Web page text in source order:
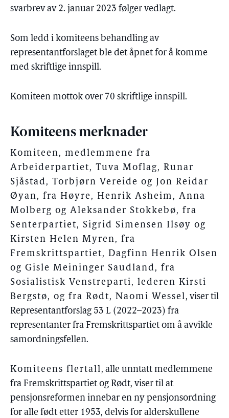
svarbrev av 2. januar 2023 følger vedlagt.
Som ledd i komiteens behandling av
representantforslaget ble det åpnet for å komme
med skriftlige innspill.
Komiteen mottok over 70 skriftlige innspill.
Komiteens merknader
Komiteen, medlemmene fra
Arbeiderpartiet, Tuva Moflag, Runar
Sjåstad, Torbjørn Vereide og Jon Reidar
Øyan, fra Høyre, Henrik Asheim, Anna
Molberg og Aleksander Stokkebø, fra
Senterpartiet, Sigrid Simensen Ilsøy og
Kirsten Helen Myren, fra
Fremskrittspartiet, Dagfinn Henrik Olsen
og Gisle Meininger Saudland, fra
Sosialistisk Venstreparti, lederen Kirsti
Bergstø, og fra Rødt, Naomi Wessel, viser til
Representantforslag 53 L (2022–2023) fra
representanter fra Fremskrittspartiet om å avvikle
samordningsfellen.
Komiteens flertall, alle unntatt medlemmene
fra Fremskrittspartiet og Rødt, viser til at
pensjonsreformen innebar en ny pensjonsordning
for alle født etter 1953, delvis for alderskullene